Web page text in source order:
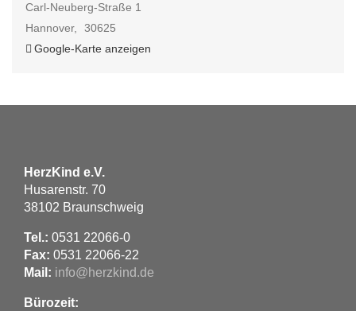
Carl-Neuberg-Straße 1
Hannover,
30625
Google-Karte anzeigen
HerzKind e.V.
Husarenstr. 70
38102 Braunschweig
Tel.: 0531 22066-0
Fax: 0531 22066-22
Mail: info@herzkind.de
Bürozeit: